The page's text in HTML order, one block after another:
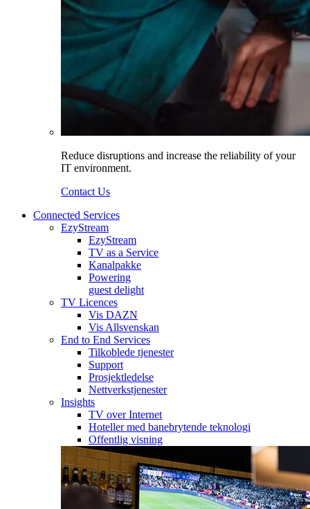
Reduce disruptions and increase the reliability of your
IT environment.
Contact Us
Connected Services
EzyStream
EzyStream
TV as a Service
Kanalpakke
Powering
guest delight
TV Licences
Vis DAZN
Vis Allsvenskan
End to End Services
Tilkoblede tjenester
Support
Prosjektledelse
Nettverkstjenester
Insights
TV over Internet
Hoteller med banebrytende teknologi
Offentlig visning